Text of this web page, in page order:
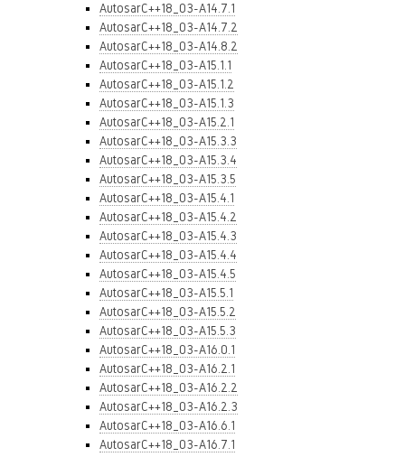
AutosarC++18_03-A14.7.1
AutosarC++18_03-A14.7.2
AutosarC++18_03-A14.8.2
AutosarC++18_03-A15.1.1
AutosarC++18_03-A15.1.2
AutosarC++18_03-A15.1.3
AutosarC++18_03-A15.2.1
AutosarC++18_03-A15.3.3
AutosarC++18_03-A15.3.4
AutosarC++18_03-A15.3.5
AutosarC++18_03-A15.4.1
AutosarC++18_03-A15.4.2
AutosarC++18_03-A15.4.3
AutosarC++18_03-A15.4.4
AutosarC++18_03-A15.4.5
AutosarC++18_03-A15.5.1
AutosarC++18_03-A15.5.2
AutosarC++18_03-A15.5.3
AutosarC++18_03-A16.0.1
AutosarC++18_03-A16.2.1
AutosarC++18_03-A16.2.2
AutosarC++18_03-A16.2.3
AutosarC++18_03-A16.6.1
AutosarC++18_03-A16.7.1